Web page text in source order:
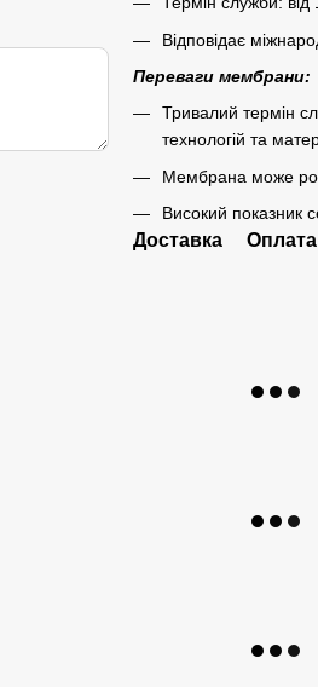
Відповідає
Переваги мембрани:
Тривалий термін
технологій та
Мембрана може
Високий показник
Доставка Оплата